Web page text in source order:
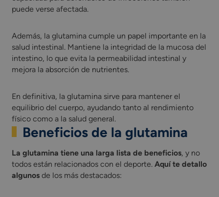
puede verse afectada.
Además, la glutamina cumple un papel importante en la
salud intestinal. Mantiene la integridad de la mucosa del
intestino, lo que evita la permeabilidad intestinal y
mejora la absorción de nutrientes.
En definitiva, la glutamina sirve para mantener el
equilibrio del cuerpo, ayudando tanto al rendimiento
físico como a la salud general.
Beneficios de la glutamina
La glutamina tiene una larga lista de beneficios, y no
todos están relacionados con el deporte. Aquí te detallo
algunos de los más destacados: